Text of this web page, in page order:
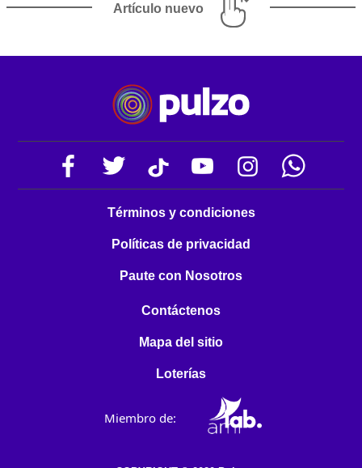
Artículo nuevo
Términos y condiciones
Políticas de privacidad
Paute con Nosotros
Contáctenos
Mapa del sitio
Loterías
Miembro de: